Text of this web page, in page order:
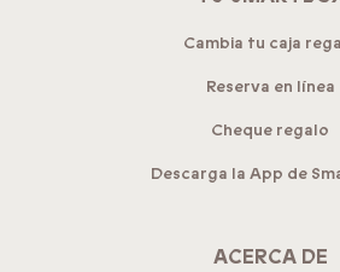
Cambia tu caja
Reserva en línea
Cheque regalo
Descarga la App de
ACERCA DE